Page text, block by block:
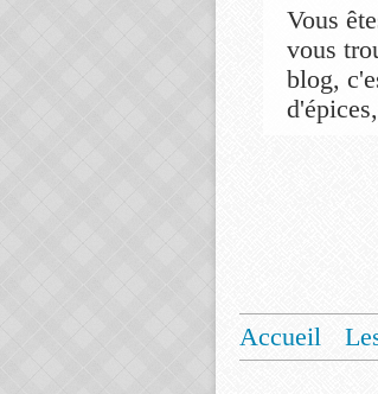
Vous
vous
blog,
Accueil